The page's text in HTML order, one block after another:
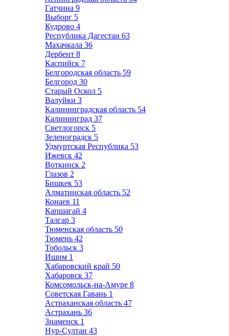
Гатчина 9
Выборг 5
Кудрово 4
Республика Дагестан 63
Махачкала 36
Дербент 8
Каспийск 7
Белгородская область 59
Белгород 30
Старый Оскол 5
Валуйки 3
Калининградская область 54
Калининград 37
Светлогорск 5
Зеленоградск 5
Удмуртская Республика 53
Ижевск 42
Воткинск 2
Глазов 2
Бишкек 53
Алматинская область 52
Конаев 11
Капшагай 4
Талгар 3
Тюменская область 50
Тюмень 42
Тобольск 3
Ишим 1
Хабаровский край 50
Хабаровск 37
Комсомольск-на-Амуре 8
Советская Гавань 1
Астраханская область 47
Астрахань 36
Знаменск 1
Нур-Султан 43